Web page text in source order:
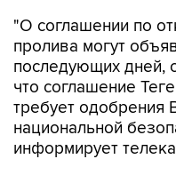
"О соглашении по
пролива могут
последующих дней,
что соглашение
требует одобрения
национальной
информирует